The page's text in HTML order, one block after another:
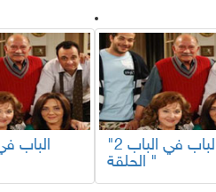
"الباب في الباب 2
الحلقة "